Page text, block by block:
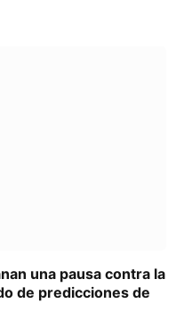
una pausa contra la
de predicciones de